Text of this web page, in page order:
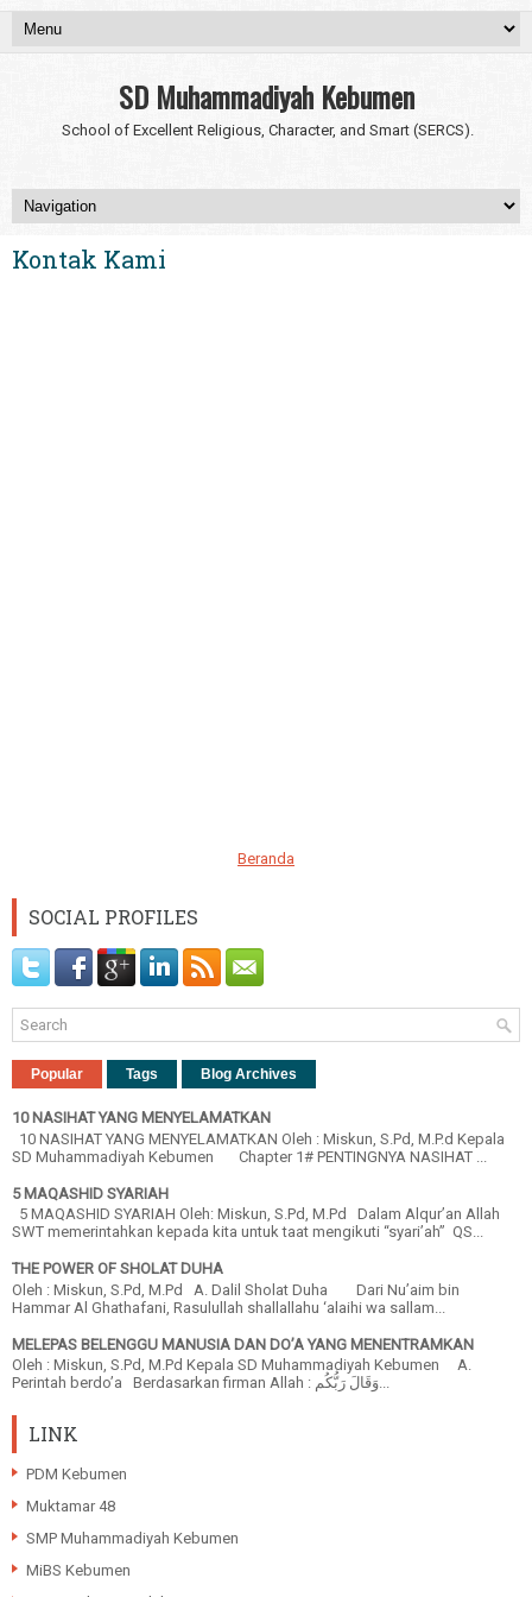
SD Muhammadiyah Kebumen
School of Excellent Religious, Character, and Smart (SERCS).
Kontak Kami
Beranda
SOCIAL PROFILES
Popular Tags Blog Archives
10 NASIHAT YANG MENYELAMATKAN
10 NASIHAT YANG MENYELAMATKAN Oleh : Miskun, S.Pd, M.P.d Kepala
SD Muhammadiyah Kebumen Chapter 1# PENTINGNYA NASIHAT ...
5 MAQASHID SYARIAH
5 MAQASHID SYARIAH Oleh: Miskun, S.Pd, M.Pd Dalam Alqur’an Allah
SWT memerintahkan kepada kita untuk taat mengikuti “syari’ah” QS...
THE POWER OF SHOLAT DUHA
Oleh : Miskun, S.Pd, M.Pd A. Dalil Sholat Duha Dari Nu’aim bin
Hammar Al Ghathafani, Rasulullah shallallahu ‘alaihi wa sallam...
MELEPAS BELENGGU MANUSIA DAN DO’A YANG MENENTRAMKAN
Oleh : Miskun, S.Pd, M.Pd Kepala SD Muhammadiyah Kebumen A.
Perintah berdo’a Berdasarkan firman Allah : وَقَالَ رَبُّكُم...
LINK
PDM Kebumen
Muktamar 48
SMP Muhammadiyah Kebumen
MiBS Kebumen